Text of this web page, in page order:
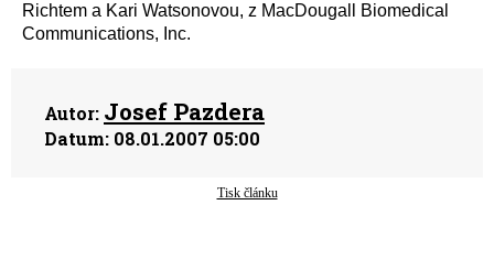
Richtem a Kari Watsonovou, z MacDougall Biomedical
Communications, Inc.
Autor: Josef Pazdera
Datum: 08.01.2007 05:00
Tisk článku